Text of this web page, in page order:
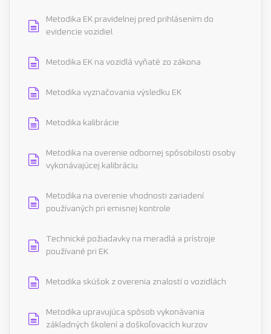
Metodika EK pravidelnej pred prihlásením do
evidencie vozidiel
Metodika EK na vozidlá vyňaté zo zákona
Metodika vyznačovania výsledku EK
Metodika kalibrácie
Metodika na overenie odbornej spôsobilosti osoby
vykonávajúcej kalibráciu
Metodika na overenie vhodnosti zariadení
používaných pri emisnej kontrole
Technické požiadavky na meradlá a prístroje
používané pri EK
Metodika skúšok z overenia znalostí o vozidlách
Metodika upravujúca spôsob vykonávania
základných školení a doškoľovacích kurzov